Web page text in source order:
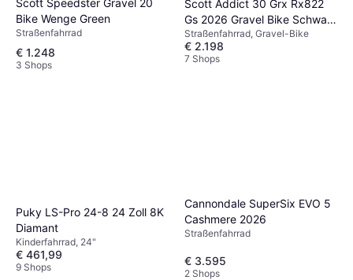
Bike Wenge Green
Straßenfahrrad
€ 1.248
3 Shops
Scott Addict 30 Grx Rx822
Gs 2026 Gravel Bike Schwarz
Unisex, Herrenfahrrad,
Damenfahrrad
Straßenfahrrad, Gravel-Bike
€ 2.198
7 Shops
Puky LS-Pro 24-8 24 Zoll 8K
Diamant
Kinderfahrrad, 24"
€ 461,99
9 Shops
Cannondale SuperSix EVO 5
Cashmere 2026
Straßenfahrrad
€ 3.595
2 Shops